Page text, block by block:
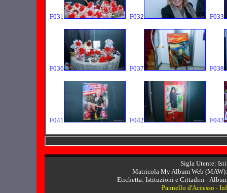
F031 F032 F033
F036 F037 F038
F041 F042 F043
Sigla Utente:
Matricola My Album Web
Etichetta: Istituzioni e Cittadini -
Pannello d'Accesso -